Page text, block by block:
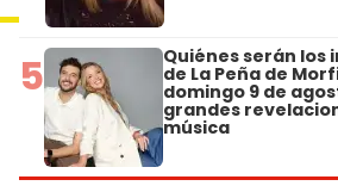
5 Quiénes serán los
de La Peña de
domingo 9 de
grandes
música